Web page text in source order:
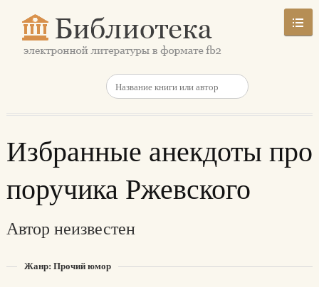
Избранные анекдоты про
поручика Ржевского
Автор неизвестен
Жанр: Прочий юмор